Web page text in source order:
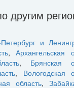
другим
и
,Архангельская
, Брянская
, Вологодская
область,